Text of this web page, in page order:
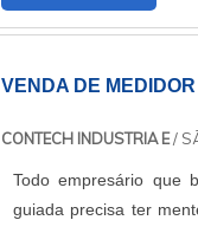
VENDA DE
CONTECH INDUSTRIA E/
Todo empresário que
guiada precisa ter